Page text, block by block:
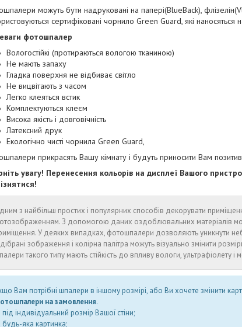
можуть бути надруковані на папері(BlueBack),
сертифіковані чорнило Green Guard, які наносяться
фотошпалер
Вологостійкі (протираються вологою тканиною)
Не мають запаху
Гладка поверхня не відбиває світло
Не вицвітають з часом
Легко клеяться встик
Комплектуються клеєм
Висока якість і довговічність
Латексний друк
Екологічно чисті чорнила Green Guard,
прикрасять Вашу кімнату і будуть приносити Вам
увагу! Перенесення кольорів на дисплеї Вашого
з найбільш простих і популярних способів декорувати
З допомогою даних оздоблювальних матеріалів
У деяких випадках, фотошпалери дозволяють уникнути
зображення і колірна палітра можуть візуально змінити
такого типу мають стійкість до впливу вологи, ультрафіолету
Вам потрібні шпалери в іншому розмірі, або Ви хочете змінити
на замовлення.
індивідуальний розмір Вашої стіни;
яка картинка;